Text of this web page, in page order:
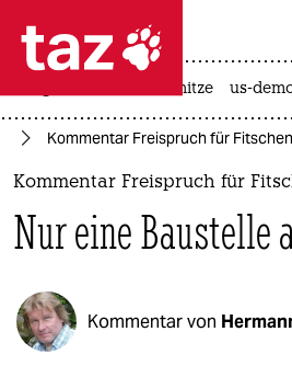
 taz zahl ich
taz zahl ich
politik
öko
gesellschaft
hitze us-
Kommentar Freispruch für
Kommentar Freispruch für
Nur eine Baustelle
Kommentar von